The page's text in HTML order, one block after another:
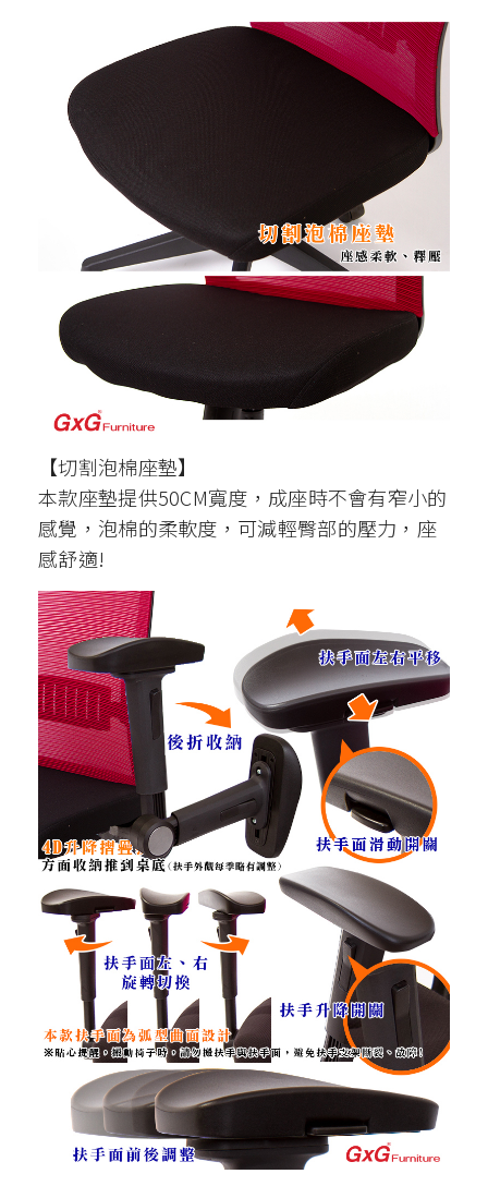
【切割泡棉座墊】
本款座墊提供50CM寬度，成座時不會有窄小的
感覺，泡棉的柔軟度，可減輕臀部的壓力，座
感舒適!